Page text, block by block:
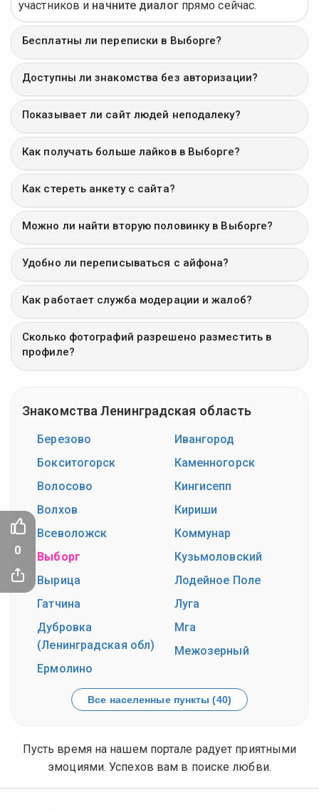
участников и начните диалогпрямо сейчас.
Бесплатны ли переписки в Выборге?
Доступны ли знакомства без авторизации?
Показывает ли сайт людей неподалеку?
Как получать больше лайков в Выборге?
Как стереть анкету с сайта?
Можно ли найти вторую половинку в Выборге?
Удобно ли переписываться с айфона?
Как работает служба модерации и жалоб?
Сколько фотографий разрешено разместить в
профиле?
Знакомства Ленинградская область
Березово
Бокситогорск
Волосово
Волхов
Всеволожск
Выборг
Вырица
Гатчина
Дубровка
(Ленинградская обл)
Ермолино
Ивангород
Каменногорск
Кингисепп
Кириши
Коммунар
Кузьмоловский
Лодейное Поле
Луга
Мга
Межозерный
Все населенные пункты (40)
Пусть время на нашем портале радует приятными
эмоциями. Успехов вам в поиске любви.
0